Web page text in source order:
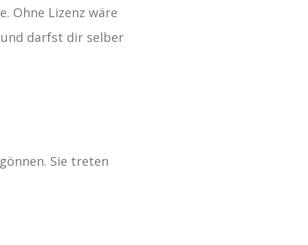
Ohne Lizenz wäre
darfst dir selber
Sie treten